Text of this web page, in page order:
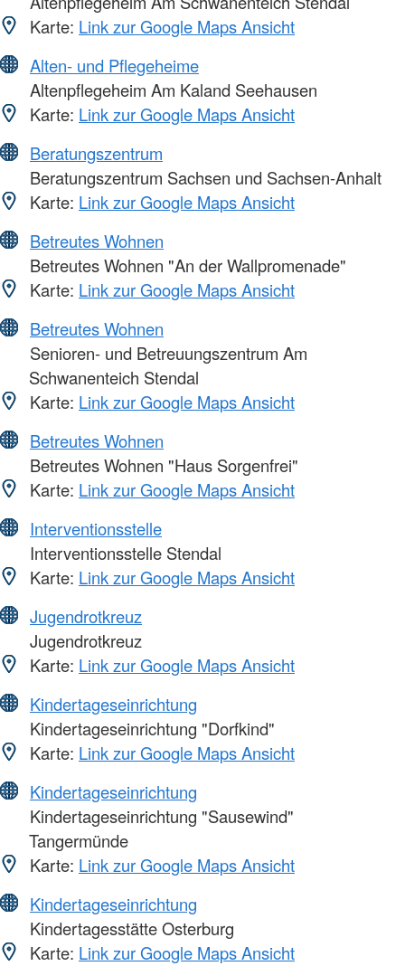
Karte: Link zur Google Maps Ansicht
Alten- und Pflegeheime
Altenpflegeheim Am Kaland Seehausen
Karte: Link zur Google Maps Ansicht
Beratungszentrum
Beratungszentrum Sachsen und Sachsen-Anhalt
Karte: Link zur Google Maps Ansicht
Betreutes Wohnen
Betreutes Wohnen "An der Wallpromenade"
Karte: Link zur Google Maps Ansicht
Betreutes Wohnen
Senioren- und Betreuungszentrum Am
Schwanenteich Stendal
Karte: Link zur Google Maps Ansicht
Betreutes Wohnen
Betreutes Wohnen "Haus Sorgenfrei"
Karte: Link zur Google Maps Ansicht
Interventionsstelle
Interventionsstelle Stendal
Karte: Link zur Google Maps Ansicht
Jugendrotkreuz
Jugendrotkreuz
Karte: Link zur Google Maps Ansicht
Kindertageseinrichtung
Kindertageseinrichtung "Dorfkind"
Karte: Link zur Google Maps Ansicht
Kindertageseinrichtung
Kindertageseinrichtung "Sausewind"
Tangermünde
Karte: Link zur Google Maps Ansicht
Kindertageseinrichtung
Kindertagesstätte Osterburg
Karte: Link zur Google Maps Ansicht